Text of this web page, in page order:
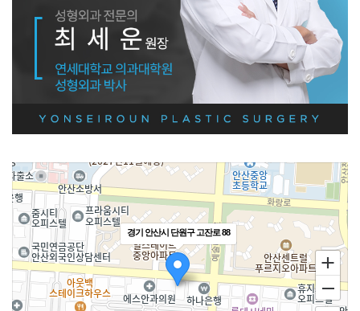
경기 안산시 단원구 고잔로 88